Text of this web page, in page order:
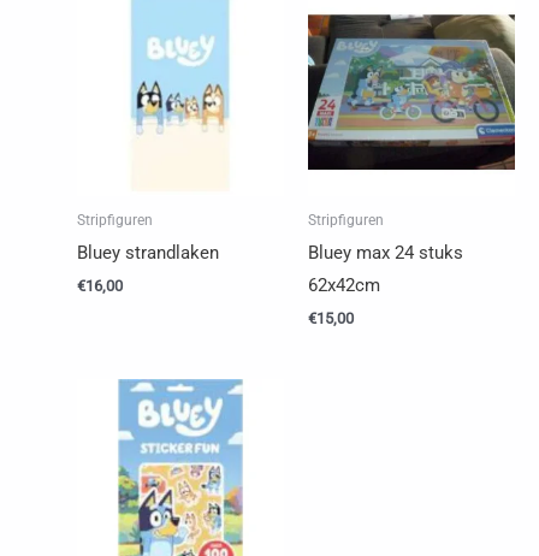
Stripfiguren
Bluey strandlaken
€16,00
Stripfiguren
Bluey max 24 stuks
62x42cm
€15,00